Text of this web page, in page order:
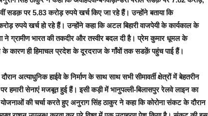
पर 5.83 करोड़ रुपये खर्च किए जा रहे हैं। उन्होंने बताया कि
रुपये खर्च हो रहे हैं। उन्होंने कहा कि अटल बिहारी वाजपेयी के कार्यकाल के
ने ग्रामीण भारत की तकदीर और तस्वीर बदल दी है। प्रेम कुमार धूमल के
के कारण ही हिमाचल प्रदेश के दूरदराज के गाँवों तक सडक़ें पहुंच पाई हैं।
अत्याधुनिक हाईवे के निर्माण के साथ साथ सभी सीमावर्ती क्षेत्रों में बेहतरीन
हमारी सेनाएं मजबूत हुई हैं। इसी कड़ी में भानुपल्ली-बिलासपुर रेलवे लाइन का
की चर्चा करते हुए अनुराग सिंह ठाकुर ने कहा कि कोरोना संकट के दौरान